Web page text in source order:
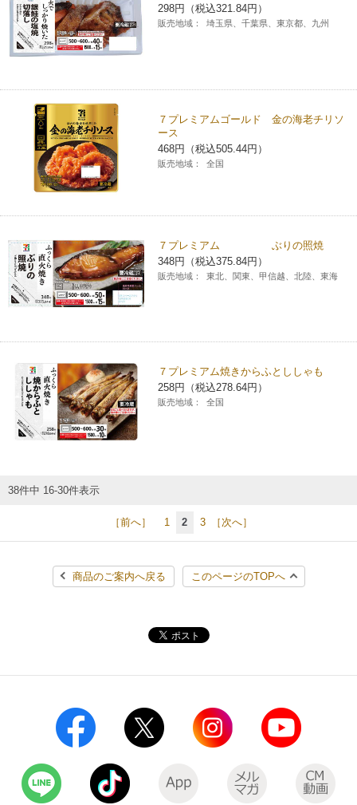
298円（税込321.84円）
販売地域： 埼玉県、千葉県、東京都、九州
７プレミアムゴールド 金の海老チリソ
ース
468円（税込505.44円）
販売地域： 全国
７プレミアム ぶりの照焼
348円（税込375.84円）
販売地域： 東北、関東、甲信越、北陸、東海
７プレミアム焼きからふとししゃも
258円（税込278.64円）
販売地域： 全国
38件中 16-30件表示
［前へ］ 1 2 3 ［次へ］
商品のご案内へ戻る このページのTOPへ